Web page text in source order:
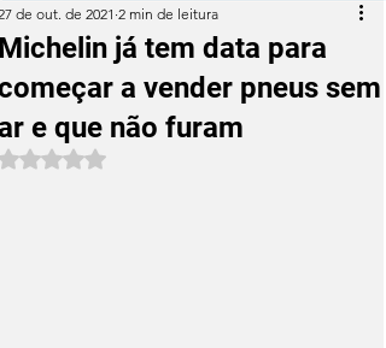
já tem data para
a vender pneus sem
e que não furam
de out. de 2021 2 min de leitura
Avaliado com NaN de 5 estrelas.